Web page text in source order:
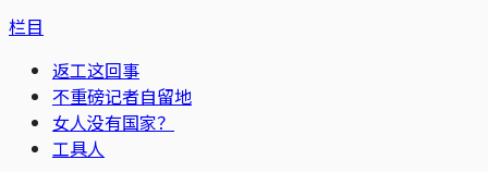
栏目
返工这回事
不重磅记者自留地
女人没有国家？
工具人